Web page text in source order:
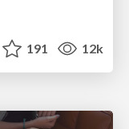
191 12k